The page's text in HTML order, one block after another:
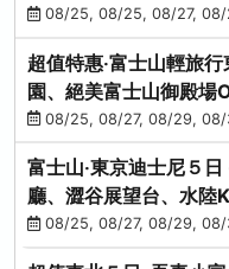
08/25, 08/25, 08/27, 08/
超值特惠‧富士山輕旅
園、絕美富士山御殿場
小江戶
08/25, 08/27, 08/29, 08/
富士山‧東京迪士尼５
廳、澀谷展望台、水陸
饌、季節採果
08/25, 08/27, 08/29, 08/